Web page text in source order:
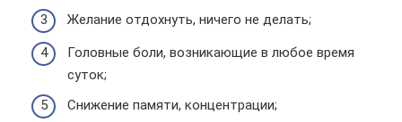
Желание отдохнуть, ничего не делать;
Головные боли, возникающие в любое время
суток;
Снижение памяти, концентрации;